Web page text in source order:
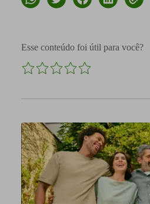
Esse conteúdo foi útil para você?